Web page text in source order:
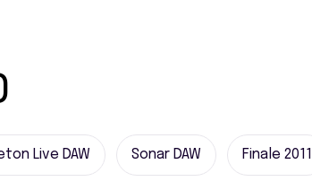
Live DAW Sonar DAW Finale 2011